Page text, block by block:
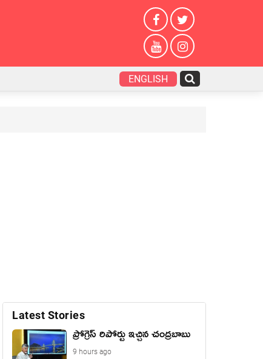
ENGLISH
Latest Stories
ప్రోగ్రెస్ రిపోర్టు ఇచ్చిన చంద్ర‌బాబు
9 hours ago